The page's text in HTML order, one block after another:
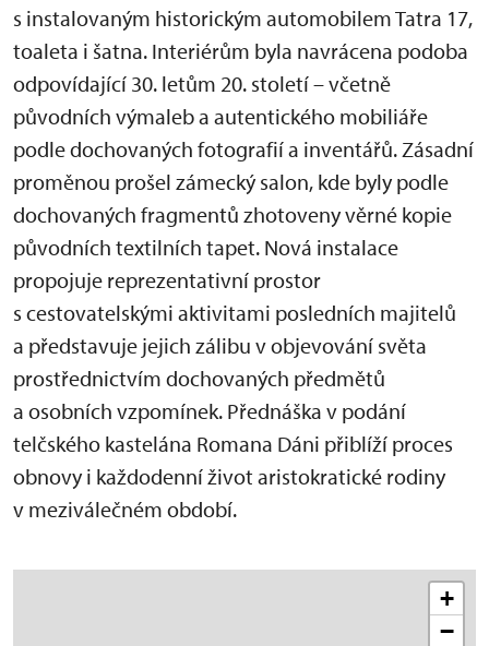
s instalovaným historickým automobilem Tatra 17,
toaleta i šatna. Interiérům byla navrácena podoba
odpovídající 30. letům 20. století – včetně
původních výmaleb a autentického mobiliáře
podle dochovaných fotografií a inventářů. Zásadní
proměnou prošel zámecký salon, kde byly podle
dochovaných fragmentů zhotoveny věrné kopie
původních textilních tapet. Nová instalace
propojuje reprezentativní prostor
s cestovatelskými aktivitami posledních majitelů
a představuje jejich zálibu v objevování světa
prostřednictvím dochovaných předmětů
a osobních vzpomínek. Přednáška v podání
telčského kastelána Romana Dáni přiblíží proces
obnovy i každodenní život aristokratické rodiny
v meziválečném období.
+
−